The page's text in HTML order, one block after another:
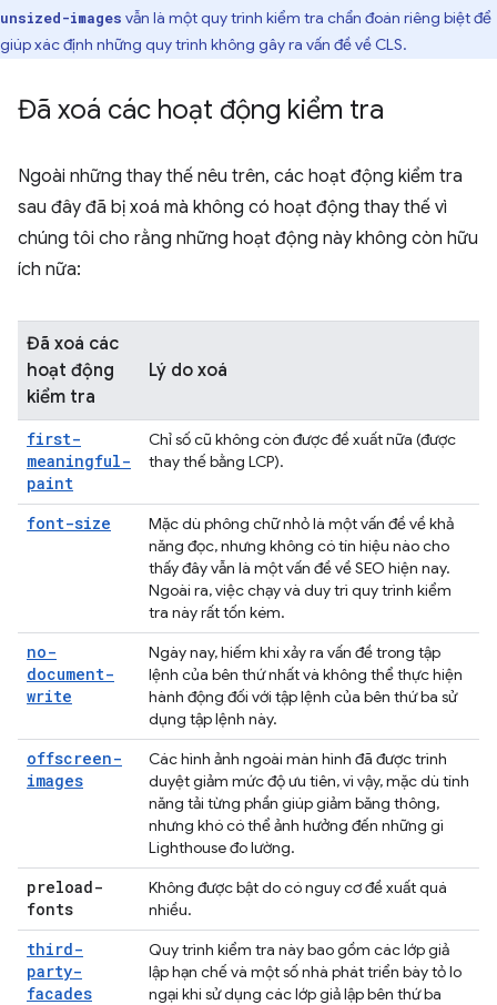
unsized-images vẫn là một quy trình kiểm tra chẩn đoán riêng biệt để
giúp xác định những quy trình không gây ra vấn đề về CLS.
Đã xoá các hoạt động kiểm tra
Ngoài những thay thế nêu trên, các hoạt động kiểm tra
sau đây đã bị xoá mà không có hoạt động thay thế vì
chúng tôi cho rằng những hoạt động này không còn hữu
ích nữa:
Đã xoá các
hoạt động
kiểm tra
Lý do xoá
first-
meaningful-
paint
Chỉ số cũ không còn được đề xuất nữa (được
thay thế bằng LCP).
font-size
Mặc dù phông chữ nhỏ là một vấn đề về khả
năng đọc, nhưng không có tín hiệu nào cho
thấy đây vẫn là một vấn đề về SEO hiện nay.
Ngoài ra, việc chạy và duy trì quy trình kiểm
tra này rất tốn kém.
no-
document-
write
Ngày nay, hiếm khi xảy ra vấn đề trong tập
lệnh của bên thứ nhất và không thể thực hiện
hành động đối với tập lệnh của bên thứ ba sử
dụng tập lệnh này.
offscreen-
images
Các hình ảnh ngoài màn hình đã được trình
duyệt giảm mức độ ưu tiên, vì vậy, mặc dù tính
năng tải từng phần giúp giảm băng thông,
nhưng khó có thể ảnh hưởng đến những gì
Lighthouse đo lường.
preload-
fonts
Không được bật do có nguy cơ đề xuất quá
nhiều.
third-
party-
facades
Quy trình kiểm tra này bao gồm các lớp giả
lập hạn chế và một số nhà phát triển bày tỏ lo
ngại khi sử dụng các lớp giả lập bên thứ ba